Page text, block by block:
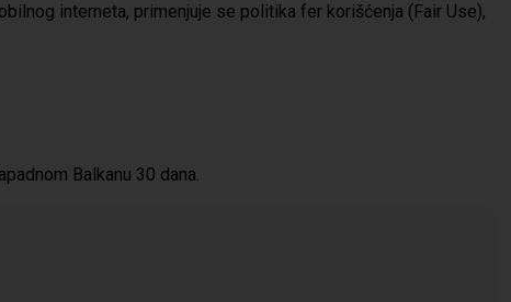
interneta, primenjuje se politika fer korišćenja (Fair Use),
Balkanu 30 dana.